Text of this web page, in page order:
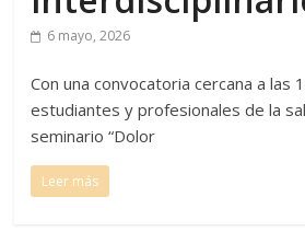
6 mayo, 2026
Con una convocatoria cercana a las
estudiantes y profesionales de la
seminario “Dolor
Leer más